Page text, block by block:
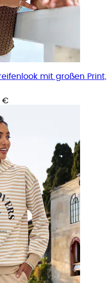
mit großen Print,
€